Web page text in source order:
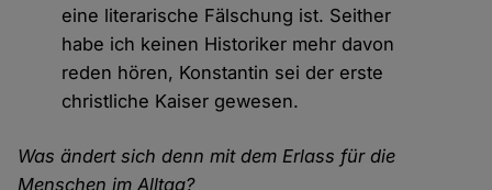
eine literarische Fälschung ist. Seither
habe ich keinen Historiker mehr davon
reden hören, Konstantin sei der erste
christliche Kaiser gewesen.
Was ändert sich denn mit dem Erlass für die
Menschen im Alltag?